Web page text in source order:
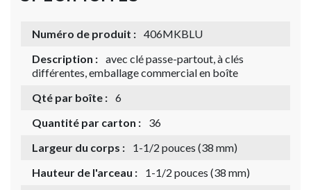
Numéro de produit : 406MKBLU
Description : avec clé passe-partout, à clés
différentes, emballage commercial en boîte
Qté par boîte : 6
Quantité par carton :
36
Largeur du corps :
1-1/2 pouces (38 mm)
Hauteur de l'arceau :
1-1/2 pouces (38 mm)